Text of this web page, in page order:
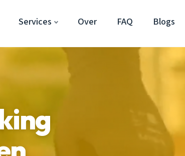
Services Over FAQ Blogs